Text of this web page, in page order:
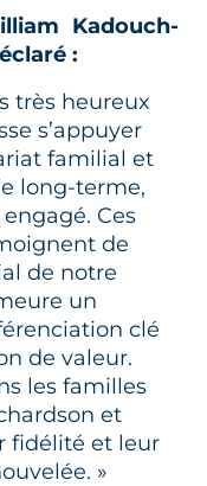
Kadouch-
:
très heureux
s’appuyer
familial et
long-terme,
Ces
de
de notre
un
clé
de valeur.
les familles
et
fidélité et leur
»